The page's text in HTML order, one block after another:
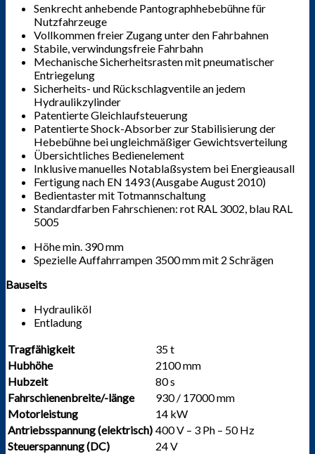
Senkrecht anhebende Pantographhebebühne für
Nutzfahrzeuge
Vollkommen freier Zugang unter den Fahrbahnen
Stabile, verwindungsfreie Fahrbahn
Mechanische Sicherheitsrasten mit pneumatischer
Entriegelung
Sicherheits- und Rückschlagventile an jedem
Hydraulikzylinder
Patentierte Gleichlaufsteuerung
Patentierte Shock-Absorber zur Stabilisierung der
Hebebühne bei ungleichmäßiger Gewichtsverteilung
Übersichtliches Bedienelement
Inklusive manuelles Notablaßsystem bei Energieausall
Fertigung nach EN 1493 (Ausgabe August 2010)
Bedientaster mit Totmannschaltung
Standardfarben Fahrschienen: rot RAL 3002, blau RAL
5005
Höhe min. 390 mm
Spezielle Auffahrrampen 3500 mm mit 2 Schrägen
Bauseits
Hydrauliköl
Entladung
Tragfähigkeit
35 t
Hubhöhe
2100 mm
Hubzeit
80 s
Fahrschienenbreite/-länge
930 / 17000 mm
Motorleistung
14 kW
Antriebsspannung (elektrisch) 400 V – 3 Ph – 50 Hz
Steuerspannung (DC)
24 V